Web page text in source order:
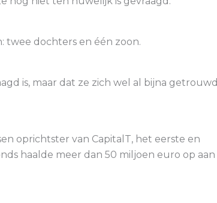
twee dochters en één zoon.
is, maar dat ze zich wel al bijna getrouwd
oprichtster van CapitalT, het eerste en
haalde meer dan 50 miljoen euro op aan